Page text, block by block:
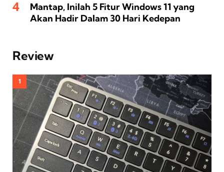
Mantap, Inilah 5 Fitur Windows 11 yang
Akan Hadir Dalam 30 Hari Kedepan
Review